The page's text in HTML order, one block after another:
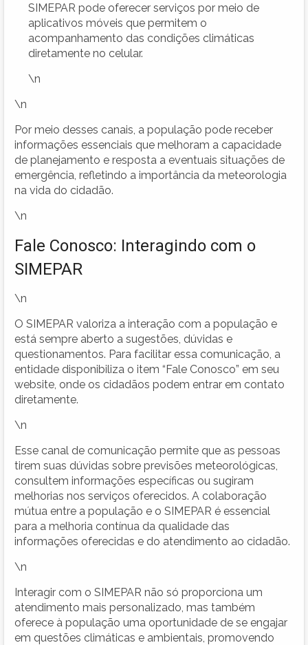
SIMEPAR pode oferecer serviços por meio de
aplicativos móveis que permitem o
acompanhamento das condições climáticas
diretamente no celular.
\n
\n
Por meio desses canais, a população pode receber
informações essenciais que melhoram a capacidade
de planejamento e resposta a eventuais situações de
emergência, refletindo a importância da meteorologia
na vida do cidadão.
\n
Fale Conosco: Interagindo com o
SIMEPAR
\n
O SIMEPAR valoriza a interação com a população e
está sempre aberto a sugestões, dúvidas e
questionamentos. Para facilitar essa comunicação, a
entidade disponibiliza o item “Fale Conosco” em seu
website, onde os cidadãos podem entrar em contato
diretamente.
\n
Esse canal de comunicação permite que as pessoas
tirem suas dúvidas sobre previsões meteorológicas,
consultem informações específicas ou sugiram
melhorias nos serviços oferecidos. A colaboração
mútua entre a população e o SIMEPAR é essencial
para a melhoria contínua da qualidade das
informações oferecidas e do atendimento ao cidadão.
\n
Interagir com o SIMEPAR não só proporciona um
atendimento mais personalizado, mas também
oferece à população uma oportunidade de se engajar
em questões climáticas e ambientais, promovendo